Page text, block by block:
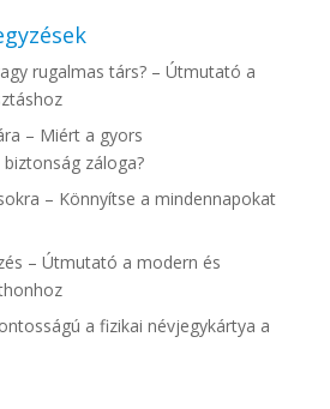
rugalmas társ? – Útmutató a
– Miért a gyors
záloga?
– Könnyítse a mindennapokat
– Útmutató a modern és
a fizikai névjegykártya a